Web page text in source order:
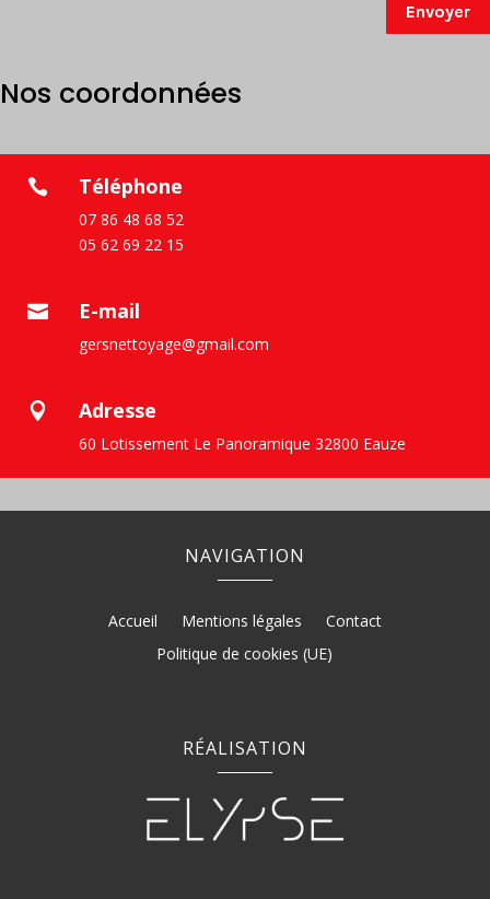
Envoyer
Nos coordonnées
 Téléphone
07 86 48 68 52
05 62 69 22 15
 E-mail
gersnettoyage@gmail.com
 Adresse
60 Lotissement Le Panoramique 32800 Eauze
NAVIGATION
Accueil Mentions légales
Contact
Politique de cookies (UE)
RÉALISATION